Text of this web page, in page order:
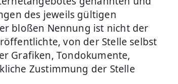
des jeweils gültigen
bloßen Nennung ist nicht der
von der Stelle selbst
Grafiken, Tondokumente,
Zustimmung der Stelle